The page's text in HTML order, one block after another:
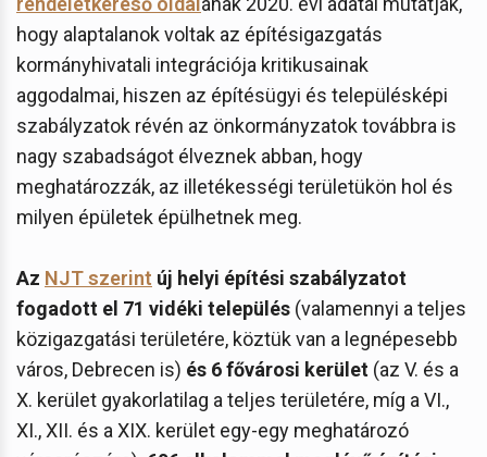
hogy alaptalanok voltak az építésigazgatás
kormányhivatali integrációja kritikusainak
aggodalmai, hiszen az építésügyi és településképi
szabályzatok révén az önkormányzatok továbbra is
nagy szabadságot élveznek abban, hogy
meghatározzák, az illetékességi területükön hol és
milyen épületek épülhetnek meg.
Az NJT szerint új helyi építési szabályzatot
fogadott el 71 vidéki település (valamennyi a teljes
közigazgatási területére, köztük van a legnépesebb
város, Debrecen is) és 6 fővárosi kerület (az V. és a
X. kerület gyakorlatilag a teljes területére, míg a VI.,
XI., XII. és a XIX. kerület egy-egy meghatározó